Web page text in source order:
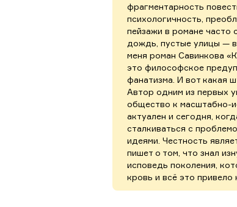
фрагментарность
психологичность,
пейзажи в романе часто
дождь, пустые улицы —
меня роман Савинкова
это философское
фанатизма. И вот какая
Автор одним из первых
общество к масштабно-
актуален и сегодня,
сталкиваться с
идеями. Честность
пишет о том, что знал
исповедь поколения,
кровь и всё это привело